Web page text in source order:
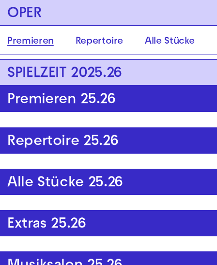
Zur Hauptnavigation springen
OPER
Premieren Repertoire Alle Stücke
SPIELZEIT 2025.26
Premieren 25.26
Repertoire 25.26
Alle Stücke 25.26
Extras 25.26